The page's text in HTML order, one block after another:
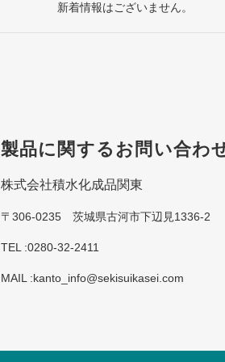
新着情報はございません。
製品に関するお問い合わ
株式会社積水化成品関東
〒306-0235 茨城県古河市下辺見1336-2
TEL :0280-32-2411
MAIL :kanto_info@sekisuikasei.com